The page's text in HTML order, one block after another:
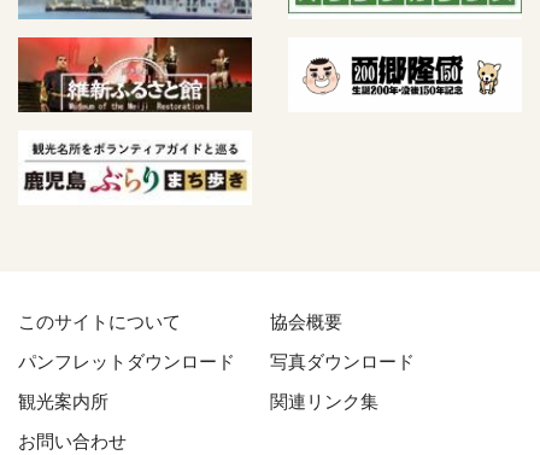
このサイトについて
協会概要
パンフレットダウンロード
写真ダウンロード
観光案内所
関連リンク集
お問い合わせ